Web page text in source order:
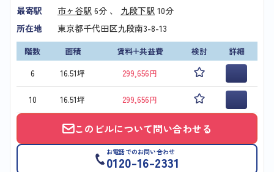
最寄駅
市ヶ谷駅 6分 、 九段下駅 10分
所在地
東京都千代田区九段南3-8-13
階数 面積 賃料+共益費 検討
詳細
6
16.51坪 299,656円
10 16.51坪 299,656円
このビルについて問い合わせる
お電話でのお問い合わせ
0120-16-2331